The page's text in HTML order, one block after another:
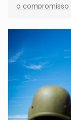
o compromisso